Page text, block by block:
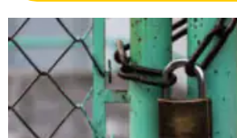
15.04.2025 — viaTrustedshops.de
Christian S.
verifizierter Onlinekauf.